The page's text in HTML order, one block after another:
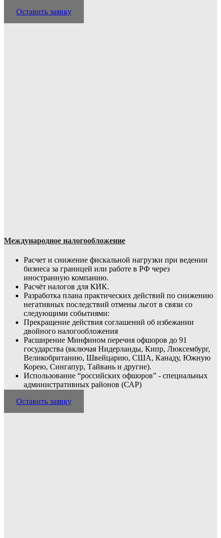
Оставить заявку
Международное налогообложение
Расчет и снижение фискальной нагрузки при ведении
бизнеса за границей или работе в РФ через
иностранную компанию.
Расчёт налогов для КИК.
Разработка плана практических действий по снижению
негативных последствий отмены льгот в связи со
следующими событиями:
Прекращение действия соглашений об избежании
двойного налогообложения
Расширение Минфином перечня офшоров до 91
государства (включая Нидерланды, Кипр, Люксембург,
Великобританию, Швейцарию, США, Канаду, Южную
Корею, Сингапур, Тайвань и другие).
Использование “российских офшоров” - специальных
административных районов (САР)
Оставить заявку